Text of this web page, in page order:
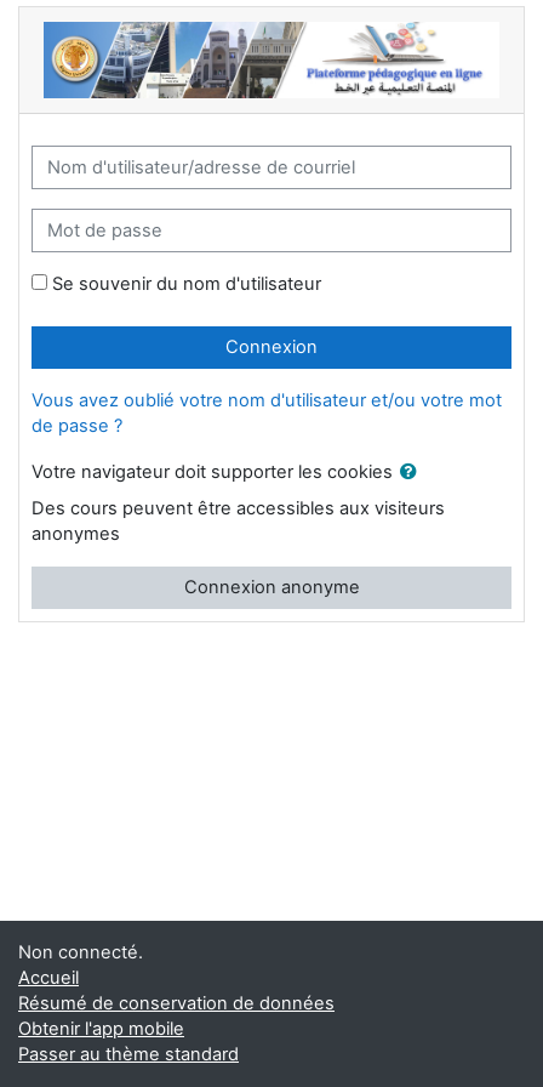
Passer au contenu principal
Nom d'utilisateur/adresse de courriel
Mot de passe
Se souvenir du nom d'utilisateur
Connexion
Vous avez oublié votre nom d'utilisateur et/ou votre mot
de passe ?
Votre navigateur doit supporter les cookies
Des cours peuvent être accessibles aux visiteurs
anonymes
Connexion anonyme
Non connecté.
Accueil
Résumé de conservation de données
Obtenir l'app mobile
Passer au thème standard